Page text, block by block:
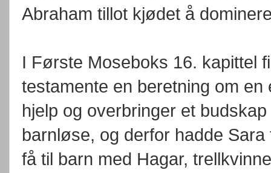
Abraham tillot kjødet å
I Første Moseboks 16. kapittel
testamente en beretning om
hjelp og overbringer et
barnløse, og derfor hadde
få til barn med Hagar,